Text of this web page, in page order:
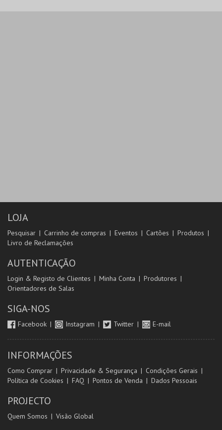
LOJA
Pesquisar Carrinho de compras Eventos Cartões
Produtos
Livro de Reclamações
AUTENTICAÇÃO
Login & Registo de Clientes Minha Conta
Produtores
Orientadores de Salas
SIGA-NOS
Facebook Instagram Twitter E-mail
INFORMAÇÕES
Como Comprar Privacidade & Segurança
Condições Gerais
Política de Cookies
FAQ Pontos de Venda Dados Pessoais
PROJECTO
Quem Somos Visão Global